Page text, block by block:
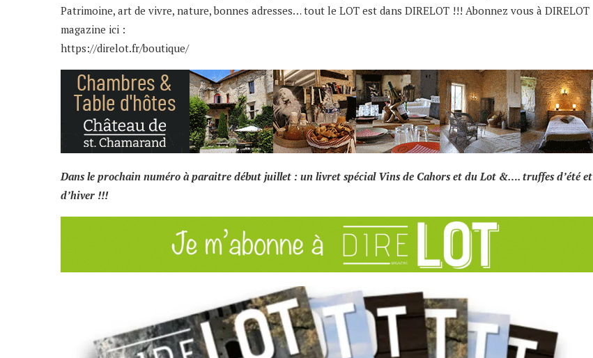
Patrimoine, art de vivre, nature, bonnes adresses… tout le LOT est dans DIRELOT !!! Abonnez vous à DIRELOT
magazine ici :
https://direlot.fr/boutique/
Dans le prochain numéro à paraitre début juillet : un livret spécial Vins de Cahors et du Lot &…. truffes d’été et
d’hiver !!!